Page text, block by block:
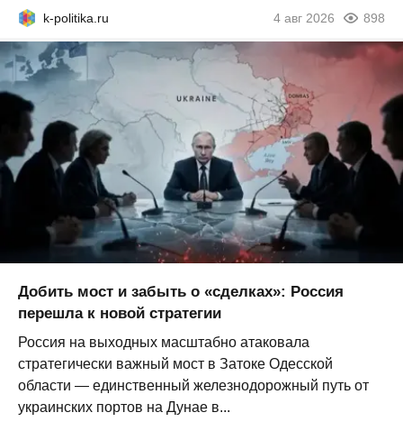
k-politika.ru 4 авг 2026 898
Добить мост и забыть о «сделках»: Россия
перешла к новой стратегии
Россия на выходных масштабно атаковала
стратегически важный мост в Затоке Одесской
области — единственный железнодорожный путь от
украинских портов на Дунае в...